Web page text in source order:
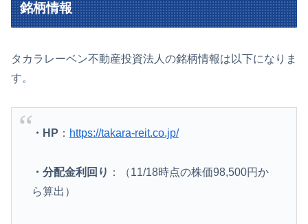
銘柄情報
タカラレーベン不動産投資法人の銘柄情報は以下になりま
す。
・HP ： https://takara-reit.co.jp/
・分配金利回り ：（11/18時点の株価98,500円か
ら算出）